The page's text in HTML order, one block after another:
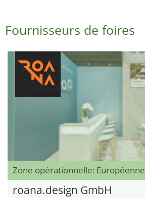
Fournisseurs de foires
Zone opérationnelle: Européenne
roana.design GmbH